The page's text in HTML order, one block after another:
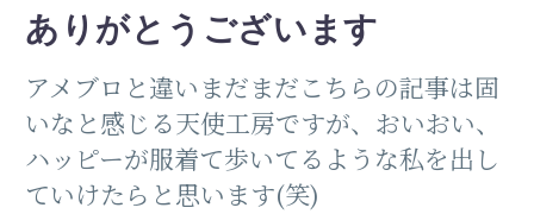
ありがとうございます
アメブロと違いまだまだこちらの記事は固
いなと感じる天使工房ですが、おいおい、
ハッピーが服着て歩いてるような私を出し
ていけたらと思います(笑)